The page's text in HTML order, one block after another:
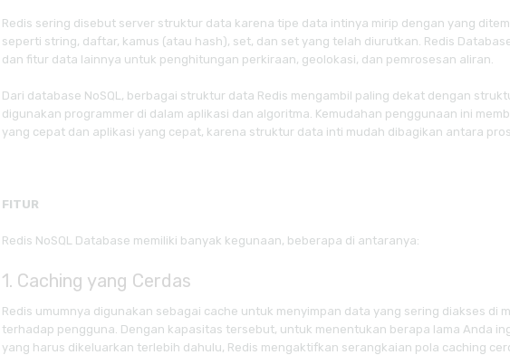
Redis sering disebut server struktur data karena tipe data intinya mirip dengan yang
seperti string, daftar, kamus (atau hash), set, dan set yang telah diurutkan. Redis
dan fitur data lainnya untuk penghitungan perkiraan, geolokasi, dan pemrosesan aliran.
Dari database NoSQL, berbagai struktur data Redis mengambil paling dekat dengan
digunakan programmer di dalam aplikasi dan algoritma. Kemudahan penggunaan ini
yang cepat dan aplikasi yang cepat, karena struktur data inti mudah dibagikan antara
FITUR
Redis NoSQL Database memiliki banyak kegunaan, beberapa di antaranya:
1. Caching yang Cerdas
Redis umumnya digunakan sebagai cache untuk menyimpan data yang sering diakses di
terhadap pengguna. Dengan kapasitas tersebut, untuk menentukan berapa lama Anda
yang harus dikeluarkan terlebih dahulu, Redis mengaktifkan serangkaian pola caching